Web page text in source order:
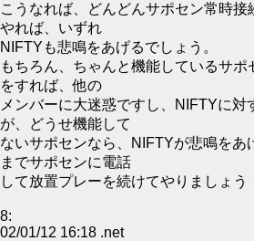
こうなれば、どんどんサポセン常時
やれば、いずれ
NIFTYも悲鳴をあげるでしょう。
もちろん、ちゃんと機能しているサポ
をすれば、他の
メンバーに大迷惑ですし、NIFTYに対
が、どうせ機能して
ないサポセンなら、NIFTYが悲鳴をあ
までサポセンに電話
して放置プレーを続けてやりましょう
8:
02/01/12 16:18 .net